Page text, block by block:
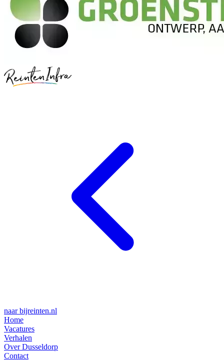
naar bijreinten.nl
Home
Vacatures
Verhalen
Over Dusseldorp
Contact